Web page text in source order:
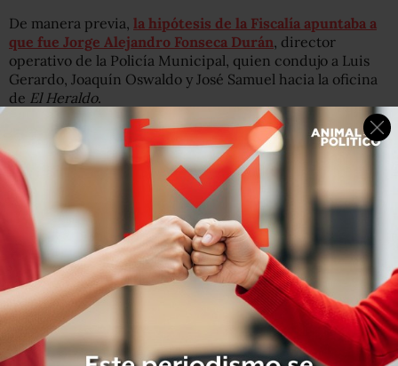
De manera previa, la hipótesis de la Fiscalía apuntaba a
que fue Jorge Alejandro Fonseca Durán , director
operativo de la Policía Municipal, quien condujo a Luis
Gerardo, Joaquín Oswaldo y José Samuel hacia la oficina
de El Heraldo.
No obstante, el testimonio del infractor asienta que, en
realidad, Fonseca Durán los condujo hasta la casa de
Aguirre Guerrero y que fue éste último quien los llevó al
lugar a bordo de una camioneta RAM blanca, propiedad
del Municipio.
Luis Gerardo describió lo que ocurrió en la pequeña
redacción: él amenazaba a la secretaria, Adriana
Elizabeth Palacios, con un cuchillo; José Samuel golpeaba
a Karla para después robar sus pertenencias y Joaquín
Oswaldo tomaba lo robado luego de haber cerrado el
portón.